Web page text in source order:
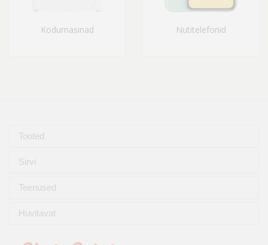
Kodumasinad Nutitelefonid
Tooted
Sirvi
Teenused
Huvitavat